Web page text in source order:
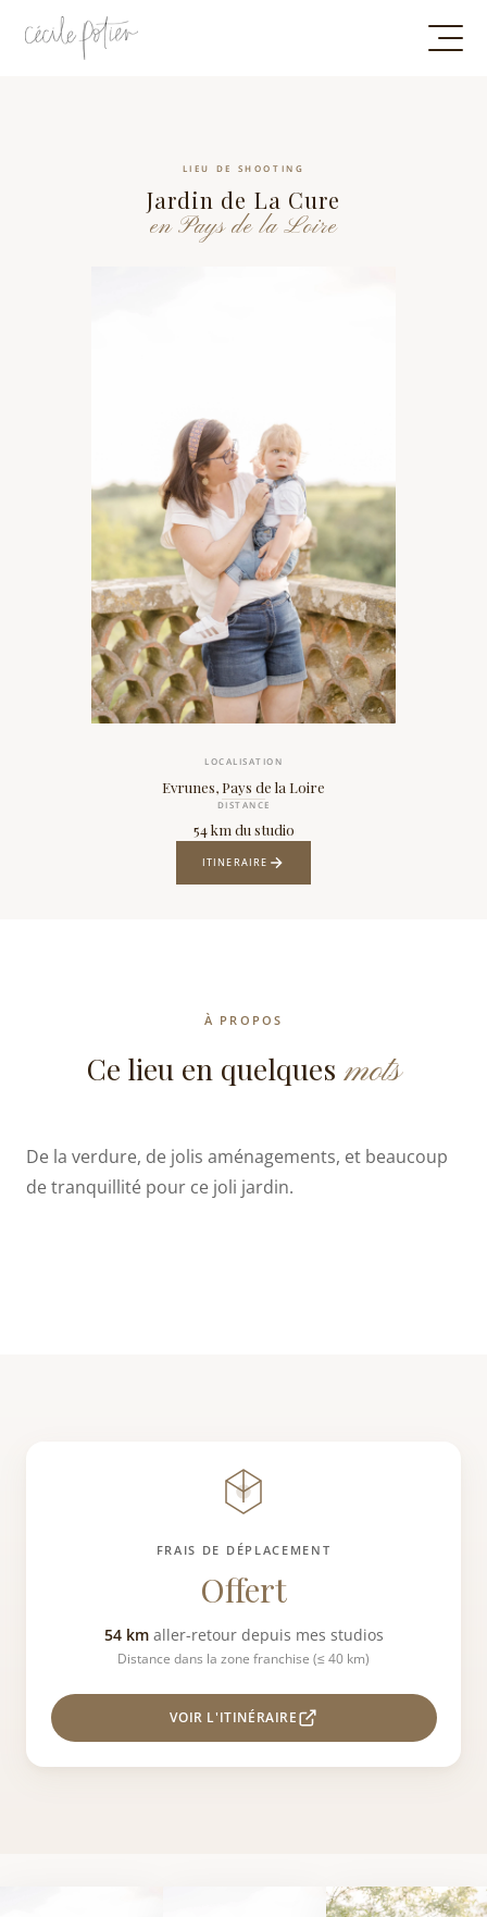
LIEU DE SHOOTING
Jardin de La Cure
en Pays de la Loire
LOCALISATION
Evrunes, Pays de la Loire
DISTANCE
54 km du studio
ITINERAIRE
À PROPOS
Ce lieu en quelques mots
De la verdure, de jolis aménagements, et beaucoup
de tranquillité pour ce joli jardin.
FRAIS DE DÉPLACEMENT
Offert
54 kmaller-retour depuis mes studios
Distance dans la zone franchise (≤ 40 km)
VOIR L'ITINÉRAIRE